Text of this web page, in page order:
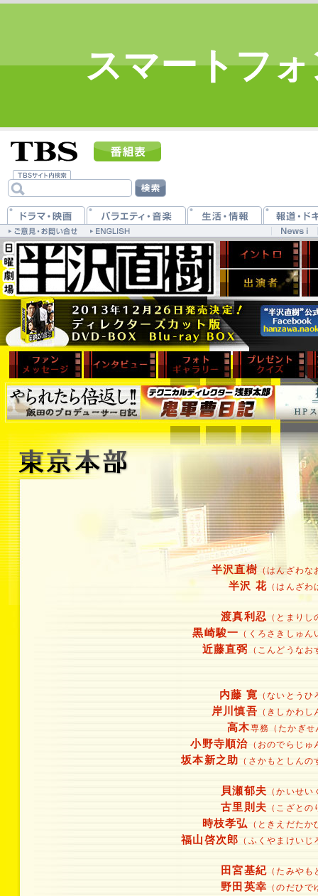
スマートフ
半沢直樹 （はんざわな
半沢 花 （はんざわ
渡真利忍 （とまりし
黒崎駿一 （くろさきしゅん
近藤直弼 （こんどうなお
内藤 寛 （ないとうひ
岸川慎吾 （きしかわし
高木専務（たかぎせ
小野寺順治 （おのでらじゅ
坂本新之助 （さかもとしんの
貝瀬郁夫 （かいせい
古里則夫 （こざとの
時枝孝弘 （ときえだたか
福山啓次郎 （ふくやまけいじ
田宮基紀 （たみやも
野田英幸 （のだひで